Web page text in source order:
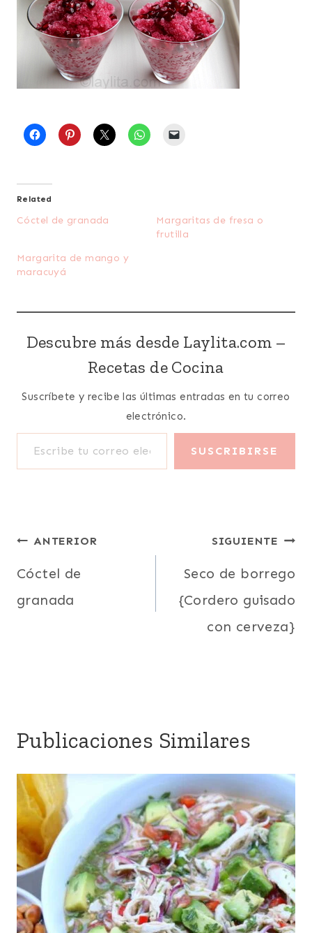
Related
Cóctel de granada
Margaritas de fresa o
frutilla
Margarita de mango y
maracuyá
Descubre más desde Laylita.com –
Recetas de Cocina
Suscríbete y recibe las últimas entradas en tu correo
electrónico.
Escribe tu correo electrónico…
SUSCRIBIRSE
Navegación
de
entradas
ANTERIOR
Cóctel de
granada
SIGUIENTE
Seco de borrego
{Cordero guisado
con cerveza}
Publicaciones Similares